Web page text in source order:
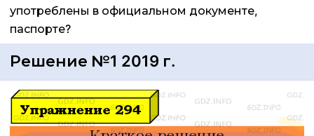
употреблены в официальном документе,
паспорте?
Решение №1 2019 г.